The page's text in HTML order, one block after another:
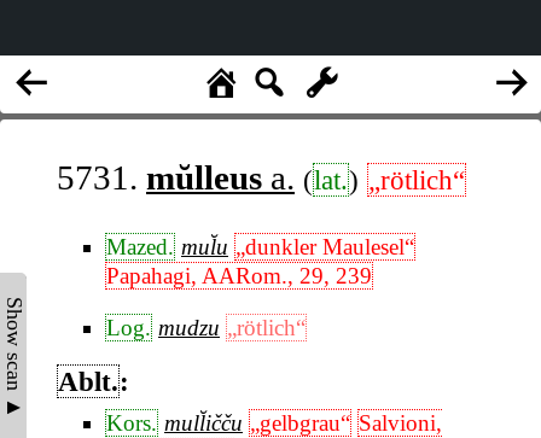
Show scan ▲
5731. mŭlleus a. (lat.) „rötlich“
Mazed. mul̆u „dunkler Maulesel“
Papahagi, AARom., 29, 239
Log. mudzu „rötlich“
Ablt.:
Kors. mull̆ičču „gelbgrau“ Salvioni,